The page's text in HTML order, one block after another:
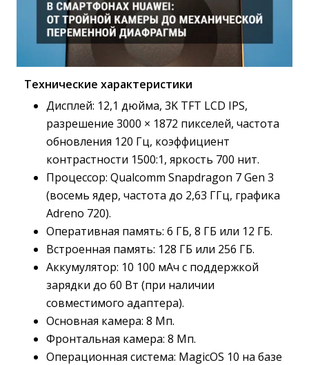
Технические характеристики
Дисплей: 12,1 дюйма, 3K TFT LCD IPS,
разрешение 3000 × 1872 пикселей, частота
обновления 120 Гц, коэффициент
контрастности 1500:1, яркость 700 нит.
Процессор: Qualcomm Snapdragon 7 Gen 3
(восемь ядер, частота до 2,63 ГГц, графика
Adreno 720).
Оперативная память: 6 ГБ, 8 ГБ или 12 ГБ.
Встроенная память: 128 ГБ или 256 ГБ.
Аккумулятор: 10 100 мАч с поддержкой
зарядки до 60 Вт (при наличии
совместимого адаптера).
Основная камера: 8 Мп.
Фронтальная камера: 8 Мп.
Операционная система: MagicOS 10 на базе